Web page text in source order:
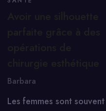
Barbara
Les femmes sont souvent